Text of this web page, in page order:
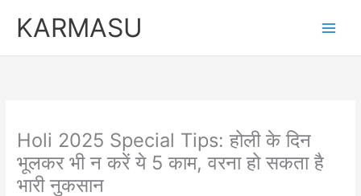
KARMASU
Holi 2025 Special Tips: होली के दिन
भूलकर भी न करें ये 5 काम, वरना हो सकता है
भारी नुकसान